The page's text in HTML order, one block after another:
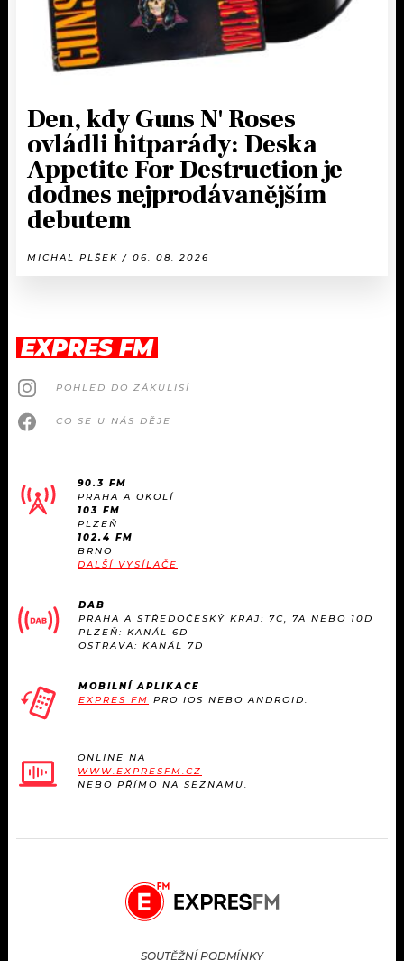
Den, kdy Guns N' Roses
ovládli hitparády: Deska
Appetite For Destruction je
dodnes nejprodávanějším
debutem
MICHAL PLŠEK / 06. 08. 2026
EXPRES FM
POHLED DO ZÁKULISÍ
CO SE U NÁS DĚJE
90.3 FM
PRAHA A OKOLÍ
103 FM
PLZEŇ
102.4 FM
BRNO
DALŠÍ VYSÍLAČE
DAB
PRAHA A STŘEDOČESKÝ KRAJ: 7C, 7A NEBO 10D
PLZEŇ: KANÁL 6D
OSTRAVA: KANÁL 7D
MOBILNÍ APLIKACE
EXPRES FM PRO IOS NEBO ANDROID.
ONLINE NA
WWW.EXPRESFM.CZ
NEBO PŘÍMO NA SEZNAMU.
SOUTĚŽNÍ PODMÍNKY